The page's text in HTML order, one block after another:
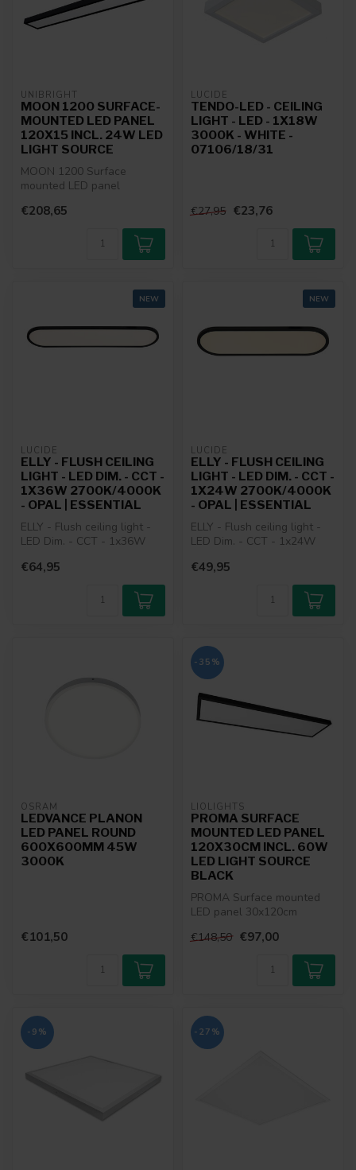
UNIBRIGHT
MOON 1200 SURFACE-
MOUNTED LED PANEL
120X15 INCL. 24W LED
LIGHT SOURCE
MOON 1200 Surface
mounted LED panel
€208,65
LUCIDE
TENDO-LED - CEILING
LIGHT - LED - 1X18W
3000K - WHITE -
07106/18/31
€27,95 €23,76
NEW
LUCIDE
ELLY - FLUSH CEILING
LIGHT - LED DIM. - CCT -
1X36W 2700K/4000K
- OPAL | ESSENTIAL
ELLY - Flush ceiling light -
LED Dim. - CCT - 1x36W
Essenti...
€64,95
NEW
LUCIDE
ELLY - FLUSH CEILING
LIGHT - LED DIM. - CCT -
1X24W 2700K/4000K
- OPAL | ESSENTIAL
ELLY - Flush ceiling light -
LED Dim. - CCT - 1x24W
Essenti...
€49,95
OSRAM
LEDVANCE PLANON
LED PANEL ROUND
600X600MM 45W
3000K
€101,50
-35%
LIOLIGHTS
PROMA SURFACE
MOUNTED LED PANEL
120X30CM INCL. 60W
LED LIGHT SOURCE
BLACK
PROMA Surface mounted
LED panel 30x120cm
€148,50 €97,00
-9% -27%